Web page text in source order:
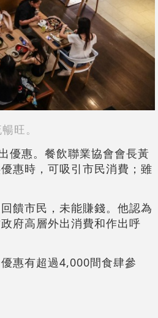
旺。
優惠。餐飲聯業協會會長黃
惠時，可吸引市民消費；雖
饋市民，未能賺錢。他認為
府高層外出消費和作出呼
惠有超過4,000間食肆參